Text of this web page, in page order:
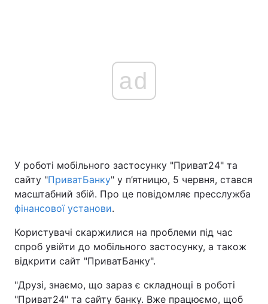
Головна Війна
Україна
Економіка Світ
Спорт Наука
Техно і зв'язок Лайт
ad
У роботі мобільного застосунку "Приват24" та
сайту "ПриватБанку" у п’ятницю, 5 червня, стався
масштабний збій. Про це повідомляє пресслужба
фінансової установи.
Користувачі скаржилися на проблеми під час
спроб увійти до мобільного застосунку, а також
відкрити сайт "ПриватБанку".
"Друзі, знаємо, що зараз є складнощі в роботі
"Приват24" та сайту банку. Вже працюємо, щоб